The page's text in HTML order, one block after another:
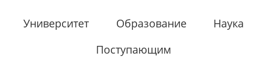
Университет Образование
Наука
Поступающим